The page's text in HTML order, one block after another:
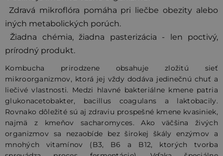
Zdravá mikroflóra pomáha pri liečbe obezity alebo
iných metabolických porúch.
Žiadna chémia, žiadna pasterizácia - len poctivý,
prírodný produkt.
Kombucha prirodzene obsahuje zložitú sieť
mikroorganizmov, ktorá jej vždy dodáva jedinečnú chuť a
liečivé vlastnosti. Medzi hlavné bakteriálne kmene patria
glukonacetobakter, bacillus coagulans a laktobacily.
Rovnako dôležité sú aj zdraviu prospešné kmene kvasiniek,
najmä z kmeňov sacharomyces. Ako väčšina živých
organizmov sa nezaobíde bez širokej škály enzýmov a
mnohých vitamínov (B3, B6 a B12, ktorých tvorba